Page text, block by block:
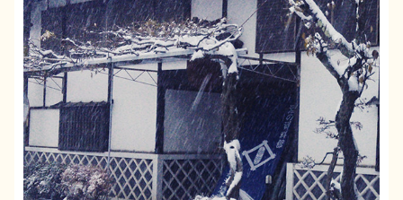
蔵元紀行 地酒カタログ
地酒用語集 地酒解体新書